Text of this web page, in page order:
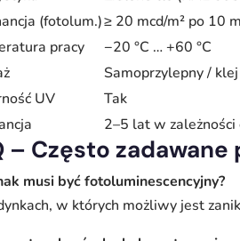
(fotolum.)≥ 20 mcd/m² po 10
pracy
−20 °C … +60 °C
Samoprzylepny /
UV
Tak
2–5 lat w
– Często
musi być fotoluminescencyjny?
w których możliwy jest